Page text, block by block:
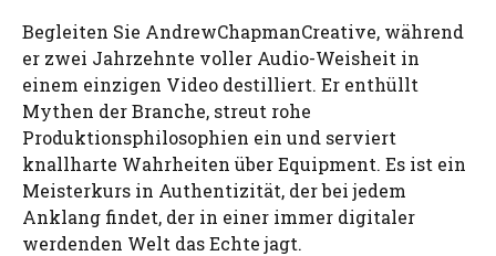
Begleiten Sie AndrewChapmanCreative, während
er zwei Jahrzehnte voller Audio-Weisheit in
einem einzigen Video destilliert. Er enthüllt
Mythen der Branche, streut rohe
Produktionsphilosophien ein und serviert
knallharte Wahrheiten über Equipment. Es ist ein
Meisterkurs in Authentizität, der bei jedem
Anklang findet, der in einer immer digitaler
werdenden Welt das Echte jagt.